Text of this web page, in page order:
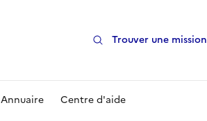
Trouver une mission
Annuaire Centre d'aide